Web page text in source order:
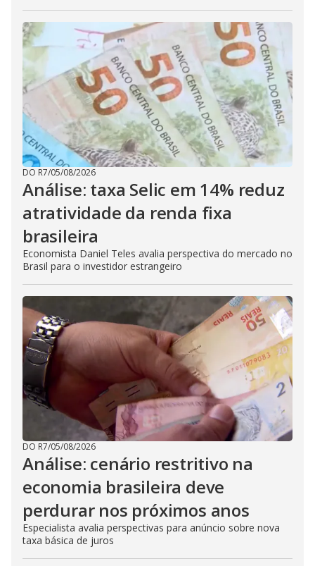
DO R7/05/08/2026
Análise: taxa Selic em 14% reduz
atratividade da renda fixa
brasileira
Economista Daniel Teles avalia perspectiva do mercado no
Brasil para o investidor estrangeiro
DO R7/05/08/2026
Análise: cenário restritivo na
economia brasileira deve
perdurar nos próximos anos
Especialista avalia perspectivas para anúncio sobre nova
taxa básica de juros